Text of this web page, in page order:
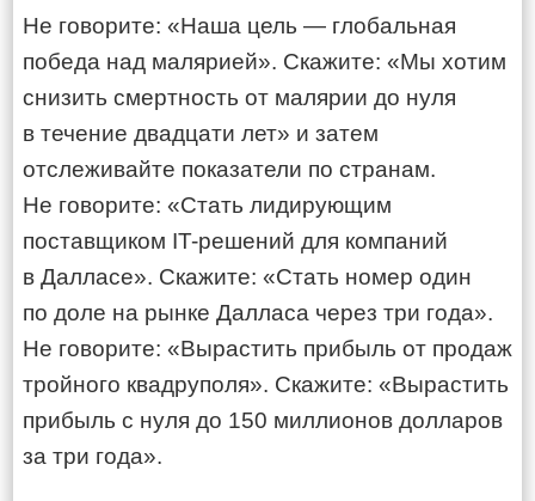
Не говорите: «Наша цель — глобальная
победа над малярией». Скажите: «Мы хотим
снизить смертность от малярии до нуля
в течение двадцати лет» и затем
отслеживайте показатели по странам.
Не говорите: «Стать лидирующим
поставщиком IT-решений для компаний
в Далласе». Скажите: «Стать номер один
по доле на рынке Далласа через три года».
Не говорите: «Вырастить прибыль от продаж
тройного квадруполя». Скажите: «Вырастить
прибыль с нуля до 150 миллионов долларов
за три года».